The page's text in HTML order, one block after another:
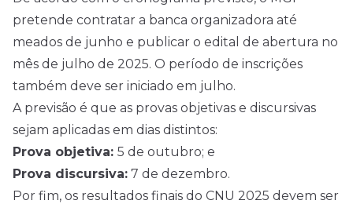
pretende contratar a banca organizadora até
meados de junho e publicar o edital de abertura no
mês de julho de 2025. O período de inscrições
também deve ser iniciado em julho.
A previsão é que as provas objetivas e discursivas
sejam aplicadas em dias distintos:
Prova objetiva: 5 de outubro; e
Prova discursiva: 7 de dezembro.
Por fim, os resultados finais do CNU 2025 devem ser